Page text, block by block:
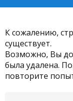
К сожалению,
существует.
Возможно, Вы
была удалена.
повторите